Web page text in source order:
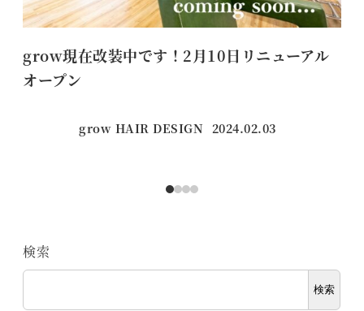
grow現在改装中です！2月10日リニューアル
オープン
grow HAIR DESIGN 投稿日
2024.02.03
検索
検索